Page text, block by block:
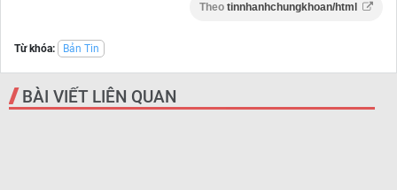
Theo tinnhanhchungkhoan/html
Từ khóa: Bản Tin
BÀI VIẾT LIÊN QUAN